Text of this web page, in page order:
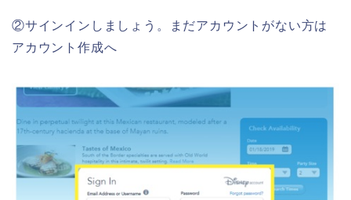
②サインインしましょう。まだアカウントがない方は
アカウント作成へ